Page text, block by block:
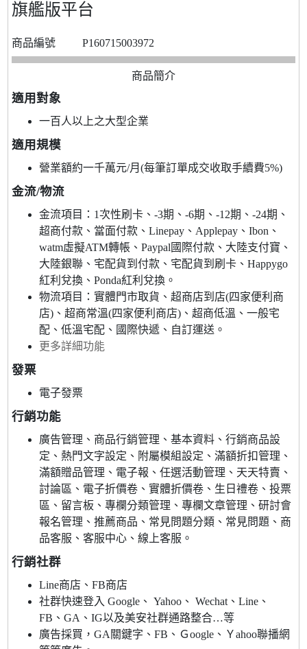
旗艦版平台
商品編號 P160715003972
商品簡介
適用對象
一百人以上之大型企業
適用規模
營業額約一千萬元/月(每筆訂單成交收取手續費5%)
金流/物流
金流項目：1次性刷卡、-3期、-6期、-12期、-24期、
超商付款、當面付款、Linepay、Applepay、Ibon、
watm虛擬ATM轉帳、Paypal國際付款、大陸支付寶、
大陸銀聯、宅配貨到付款、宅配貨到刷卡、Happygo
紅利兌換、Ponda紅利兌換。
物流項目：實體門市取貨、超商店到店(四家便利商
店)、超商常溫(四家便利商店)、超商低溫、一般宅
配、低溫宅配、國際快遞、自訂運送。
更多詳細功能
發票
電子發票
行銷功能
廣告管理、商品行銷管理、基本資料、行銷商品設
定、熱門文字設定、附屬模組設定、滿額折扣管理、
滿額贈品管理、電子報、任選活動管理、天天特賣、
討論區、電子折價卷、實體折價卷、生日禮卷、投票
區、留言板、專欄分類管理、專欄文章管理、研討會
報名管理、推薦商品、常見問題分類、常見問題、商
品客服、客服中心、線上客服。
行銷社群
Line商店、FB商店
社群快速登入 Google、 Yahoo、 Wechat、Line、
FB、GA、IG以及美安社群通路整合…等
廣告採買，GA關鍵字、FB、Ｇoogle、Ｙahoo聯播網